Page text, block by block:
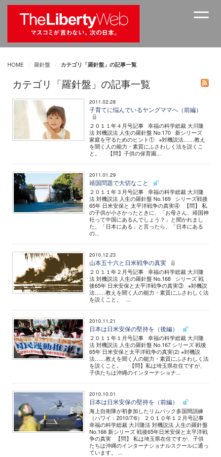
HOME 羅針盤 カテゴリ「羅針盤」の記事一覧
カテゴリ「羅針盤」の記事一覧
2011.02.28
子育てに悩んでいるヤングママへ（前編）
２０１１年４月号記事 幸福の科学総裁 大川隆
法 対機説法 人生の羅針盤 No.170 新シリーズ
家庭を守るためのヒント① ※対機説法……教え
を聞く人の能力・素質にふさわしく法を説くこ
と。 【問】子供の保育園...
2011.01.29
靖国問題で大切なこと
２０１１年３月号記事 幸福の科学総裁 大川隆
法 対機説法 人生の羅針盤 No.169 シリーズ戦後
65年 日米安保と 太平洋戦争の真実④ 【問】 私
の子供が小さかったときに、「お母さん、靖国神
社って中国にあるんでしょう？」と聞かれまし
た。「日本にある」と言ったら、「日本にある
の...
2010.12.23
山本五十六と日米戦争の真実
２０１１年２月号記事 幸福の科学総裁 大川隆
法 対機説法 人生の羅針盤 No.168 シリーズ 戦
後65年 日米安保と太平洋戦争の真実③ ※対機説
法……教えを聞く人の能力・素質にふさわしく法
を説くこと。 ...
2010.11.21
日本は日米安保の堅持を（後編）
２０１１年１月号記事 幸福の科学総裁 大川隆
法 対機説法 人生の羅針盤 No.167 シリーズ 戦後
65年 日米安保と太平洋戦争の真実(2) ※対機説
法……教えを聞く人の能力・素質にふさわしく法
を説くこと。 【問】私は埼玉県在住ですが、
子供たちは沖縄のインターナショナ...
2010.10.01
日本は日米安保の堅持を（前編）
海上自衛隊が初参加したリムパック多国間訓練
（ハワイ：2010/7/6） ２０１０年１２月号記事
幸福の科学総裁 大川隆法 対機説法 人生の羅針盤
No.166 新シリーズ 戦後65年日米安保と太平洋戦
争の真実 【問】 私は埼玉県在住ですが、子供
たちは沖縄のインターナショナルスクールに通っ
ています。 ...